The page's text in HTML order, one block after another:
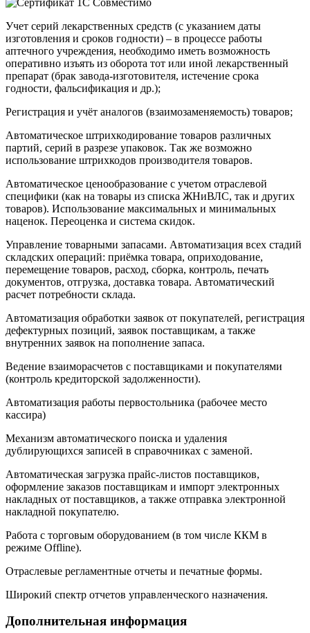
Учет серий лекарственных средств (с указанием даты
изготовления и сроков годности) – в процессе работы
аптечного учреждения, необходимо иметь возможность
оперативно изъять из оборота тот или иной лекарственный
препарат (брак завода-изготовителя, истечение срока
годности, фальсификация и др.);
Регистрация и учёт аналогов (взаимозаменяемость) товаров;
Автоматическое штрихкодирование товаров различных
партий, серий в разрезе упаковок. Так же возможно
использование штрихкодов производителя товаров.
Автоматическое ценообразование с учетом отраслевой
специфики (как на товары из списка ЖНиВЛС, так и других
товаров). Использование максимальных и минимальных
наценок. Переоценка и система скидок.
Управление товарными запасами. Автоматизация всех стадий
складских операций: приёмка товара, оприходование,
перемещение товаров, расход, сборка, контроль, печать
документов, отгрузка, доставка товара. Автоматический
расчет потребности склада.
Автоматизация обработки заявок от покупателей, регистрация
дефектурных позиций, заявок поставщикам, а также
внутренних заявок на пополнение запаса.
Ведение взаиморасчетов с поставщиками и покупателями
(контроль кредиторской задолженности).
Автоматизация работы первостольника (рабочее место
кассира)
Механизм автоматического поиска и удаления
дублирующихся записей в справочниках с заменой.
Автоматическая загрузка прайс-листов поставщиков,
оформление заказов поставщикам и импорт электронных
накладных от поставщиков, а также отправка электронной
накладной покупателю.
Работа с торговым оборудованием (в том числе ККМ в
режиме Offline).
Отраслевые регламентные отчеты и печатные формы.
Широкий спектр отчетов управленческого назначения.
Дополнительная информация